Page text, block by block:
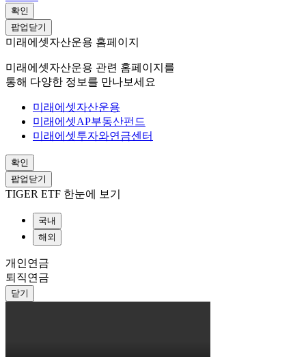
확인
팝업닫기
미래에셋자산운용 홈페이지
미래에셋자산운용 관련 홈페이지를
통해 다양한 정보를 만나보세요
미래에셋자산운용
미래에셋AP부동산펀드
미래에셋투자와연금센터
확인
팝업닫기
TIGER ETF 한눈에 보기
국내
해외
개인연금
퇴직연금
닫기